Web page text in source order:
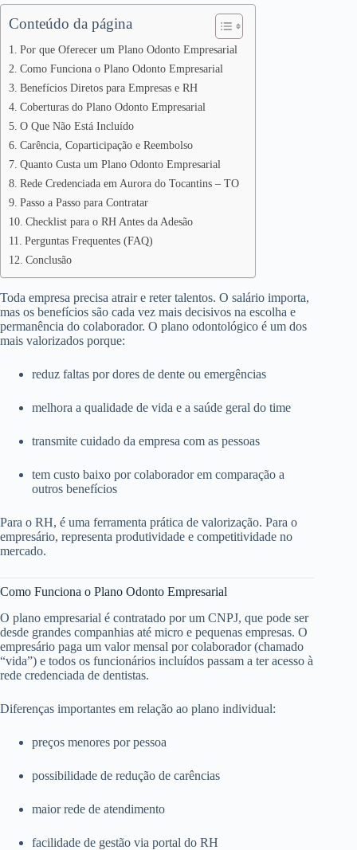
Conteúdo da página
Por que Oferecer um Plano Odonto Empresarial
Como Funciona o Plano Odonto Empresarial
Benefícios Diretos para Empresas e RH
Coberturas do Plano Odonto Empresarial
O Que Não Está Incluído
Carência, Coparticipação e Reembolso
Quanto Custa um Plano Odonto Empresarial
Rede Credenciada em Aurora do Tocantins – TO
Passo a Passo para Contratar
Checklist para o RH Antes da Adesão
Perguntas Frequentes (FAQ)
Conclusão
Toda empresa precisa atrair e reter talentos. O salário importa,
mas os benefícios são cada vez mais decisivos na escolha e
permanência do colaborador. O plano odontológico é um dos
mais valorizados porque:
reduz faltas por dores de dente ou emergências
melhora a qualidade de vida e a saúde geral do time
transmite cuidado da empresa com as pessoas
tem custo baixo por colaborador em comparação a
outros benefícios
Para o RH, é uma ferramenta prática de valorização. Para o
empresário, representa produtividade e competitividade no
mercado.
Como Funciona o Plano Odonto Empresarial
O plano empresarial é contratado por um CNPJ, que pode ser
desde grandes companhias até micro e pequenas empresas. O
empresário paga um valor mensal por colaborador (chamado
“vida”) e todos os funcionários incluídos passam a ter acesso à
rede credenciada de dentistas.
Diferenças importantes em relação ao plano individual:
preços menores por pessoa
possibilidade de redução de carências
maior rede de atendimento
facilidade de gestão via portal do RH